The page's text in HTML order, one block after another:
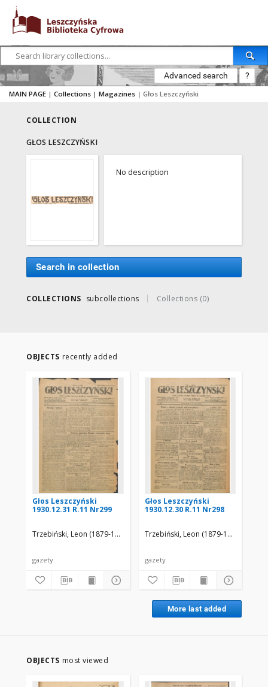
Advanced search ?
MAIN PAGE | Collections | Magazines | Głos Leszczyński
COLLECTION
GŁOS LESZCZYŃSKI
No description
Search in collection
COLLECTIONS subcollections Collections (0)
OBJECTS recently added
Głos Leszczyński
1930.12.31 R.11 Nr299
Trzebiński, Leon (1879-19..)
gazety
Głos Leszczyński
1930.12.30 R.11 Nr298
Trzebiński, Leon (1879-19..)
gazety
More last added
OBJECTS most viewed